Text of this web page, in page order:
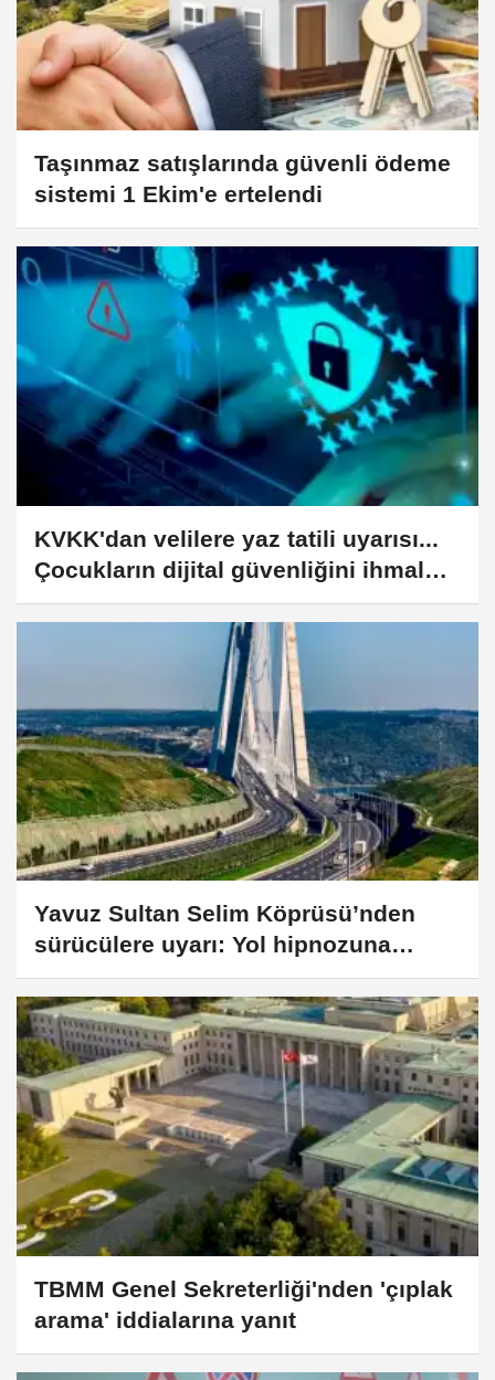
Taşınmaz satışlarında güvenli ödeme
sistemi 1 Ekim'e ertelendi
KVKK'dan velilere yaz tatili uyarısı...
Çocukların dijital güvenliğini ihmal
etmeyin
Yavuz Sultan Selim Köprüsü’nden
sürücülere uyarı: Yol hipnozuna
dikkat!
TBMM Genel Sekreterliği'nden 'çıplak
arama' iddialarına yanıt